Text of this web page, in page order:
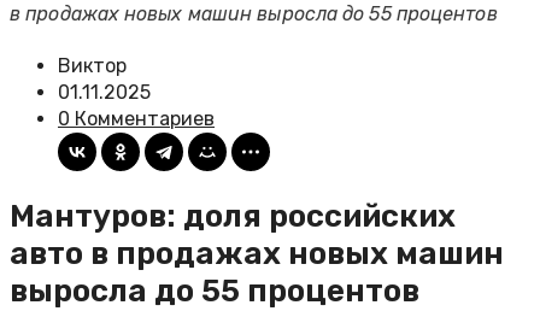
в продажах новых машин выросла до 55 процентов
Виктор
01.11.2025
0 Комментариев
Мантуров: доля российских
авто в продажах новых машин
выросла до 55 процентов